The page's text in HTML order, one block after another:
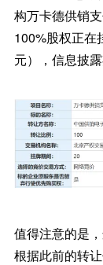
构万卡德供销
100%股权正在
元），信息披
值得注意的是
根据此前的转